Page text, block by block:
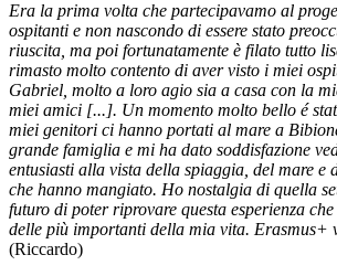
Era la prima volta che partecipavamo al
ospitanti e non nascondo di essere stato
riuscita, ma poi fortunatamente è filato tutto
rimasto molto contento di aver visto i miei
Gabriel, molto a loro agio sia a casa con la
miei amici [...]. Un momento molto bello é
miei genitori ci hanno portati al mare a
grande famiglia e mi ha dato soddisfazione
entusiasti alla vista della spiaggia, del mare e
che hanno mangiato. Ho nostalgia di quella
futuro di poter riprovare questa esperienza
delle più importanti della mia vita. Erasmus+
(Riccardo)